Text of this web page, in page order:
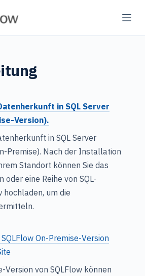
in SQL Server
Version).
in SQL Server
Premise). Nach der Installation
Standort können Sie das
oder eine Reihe von SQL-
hochladen, um die
On-Premise-Version
Version von SQLFlow können